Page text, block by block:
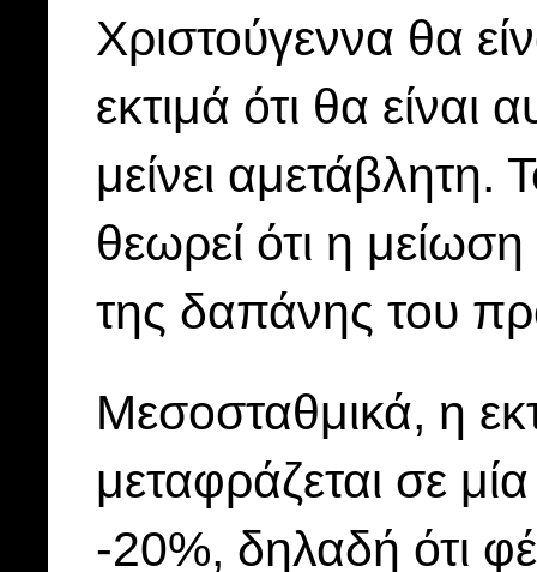
Χριστούγεννα θα
εκτιμά ότι θα
μείνει
θεωρεί ότι η
της δαπάνης του
Μεσοσταθμικά, η
μεταφράζεται σε
-20%, δηλαδή ότι